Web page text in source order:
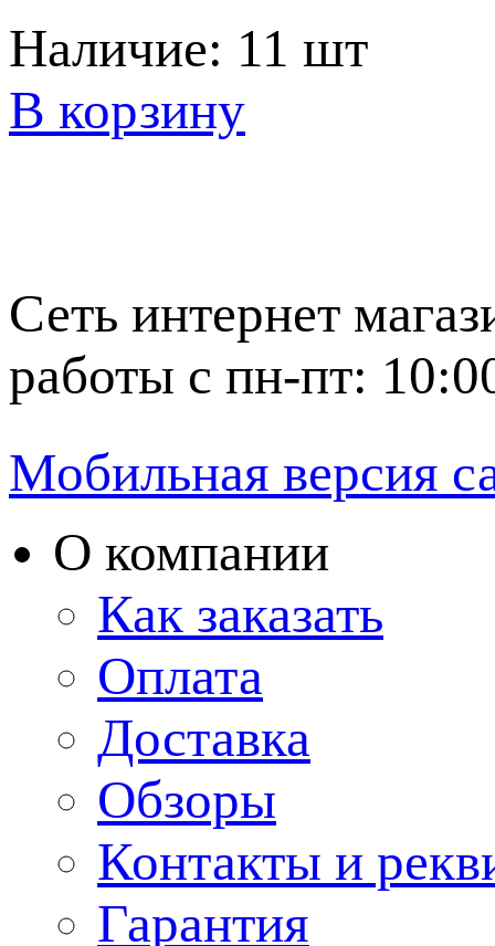
Наличие: 11 шт
В корзину
Сеть интернет
работы с пн-пт:
Мобильная версия
О компании
Как заказать
Оплата
Доставка
Обзоры
Контакты и
Гарантия